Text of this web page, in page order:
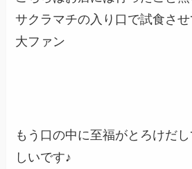
サクラマチの入り口で試食さ
大ファン
もう口の中に至福がとろけだ
しいです♪